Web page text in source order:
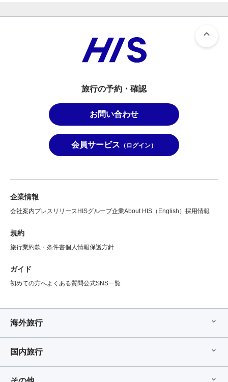
旅行の予約・確認
お問い合わせ
会員サービス （ログイン）
企業情報
会社案内プレスリリース HISグループ企業About HIS（English） 採用情報
規約
旅行業約款・条件書個人情報保護方針
ガイド
初めての方へよくある質問公式SNS一覧
海外旅行
国内旅行